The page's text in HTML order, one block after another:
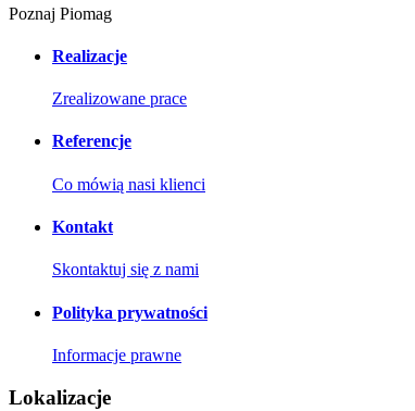
Poznaj Piomag
Realizacje
Zrealizowane prace
Referencje
Co mówią nasi klienci
Kontakt
Skontaktuj się z nami
Polityka prywatności
Informacje prawne
Lokalizacje